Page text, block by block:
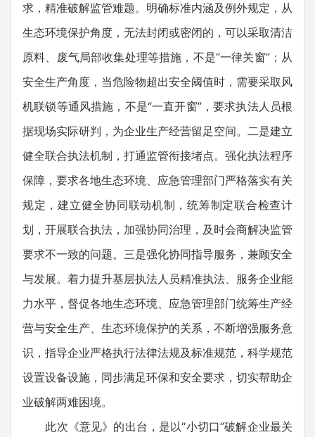
求，精准破解监管难题。明确标准内涵及例外规定，从
生态环境保护角度，无法封闭或密闭的，可以采取清洁
原料、废气局部收集处理等措施，不是“一律关窗”；从
安全生产角度，当危险物超出安全阈值时，需要采取风
机联锁等通风措施，不是“一直开窗”，要求执法人员根
据现场实际研判，为企业生产经营留足空间。二是建立
健全联合执法机制，打通监管衔接堵点。强化执法程序
保障，要求各地生态环境、应急管理部门严格落实有关
规定，建立健全协同联动机制，统筹制定联合检查计
划，开展联合执法，加强协同治理，及时会商解决监管
要求不一致的问题。三是强化协同指导服务，兼顾安全
与发展。着力提升基层执法人员精准执法、服务企业能
力水平，督促各地生态环境、应急管理部门统筹生产经
营与安全生产、生态环境保护的关系，不断增强服务意
识，指导企业严格执行法律法规及标准规范，科学规范
设置设备设施，同步满足环保和安全要求，切实帮助企
业破解两难困境。
此次《意见》的出台，是以“小切口”破解企业最关